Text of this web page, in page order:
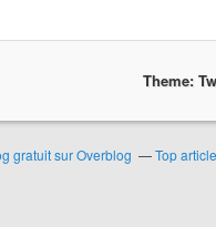
Theme:
gratuit sur Overblog Top